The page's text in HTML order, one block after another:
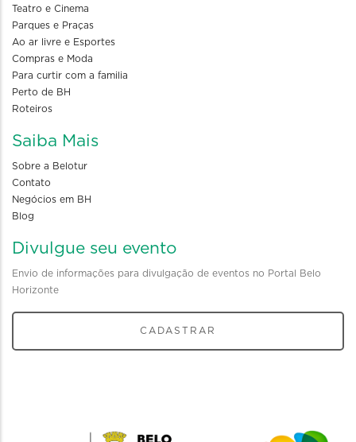
Teatro e Cinema
Parques e Praças
Ao ar livre e Esportes
Compras e Moda
Para curtir com a familia
Perto de BH
Roteiros
Saiba Mais
Sobre a Belotur
Contato
Negócios em BH
Blog
Divulgue seu evento
Envio de informações para divulgação de eventos no Portal Belo
Horizonte
CADASTRAR